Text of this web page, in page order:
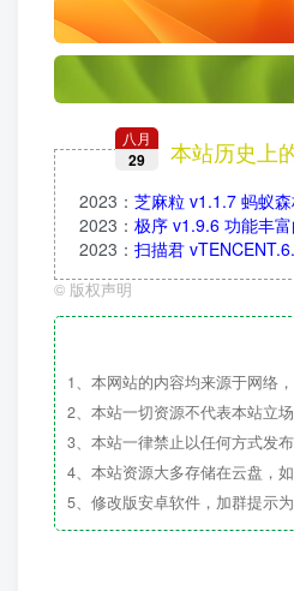
八月
29 本站历史上
2023 ： 芝麻粒 v1.1.7 蚂蚁
2023 ： 极序 v1.9.6 功能丰
2023 ： 扫描君
© 版权声明
1、本网站的内容均来源于网络
2、本站一切资源不代表本站立
3、本站一律禁止以任何方式发
4、本站资源大多存储在云盘，
5、修改版安卓软件，加群提示